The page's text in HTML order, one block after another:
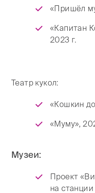
«Пришёл
«Капитан
2023 г.
Театр кукол:
«Кошкин
«Муму»,
Музеи:
Проект
на